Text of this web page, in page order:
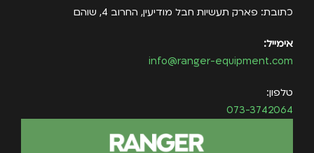
כתובת: פארק תעשיות חבל מודיעין, החרוב 4, שוהם
אימייל:
info@ranger-equipment.com
טלפון:
073-3742064